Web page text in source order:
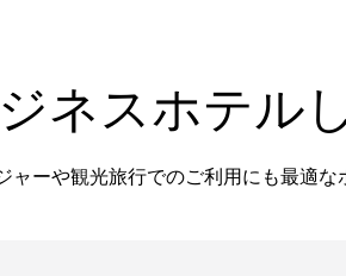
ネスホテル
ャーや観光旅行でのご利用にも最適な